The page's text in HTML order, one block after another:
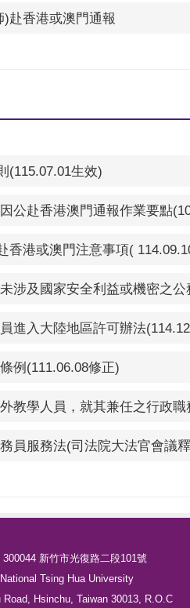
赴香港或澳門通報
(115.07.01生效)
公赴香港澳門通報作業要點
香港或澳門注意事項(
涉及國家安全利益或機密之
進入大陸地區許可辦法
例(111.06.08修正)
教學人員，就其兼任之行政
員服務法(司法院大法官會議
新竹市光復路二段101號
Tsing Hua University
Hsinchu, Taiwan 30013, R.O.C